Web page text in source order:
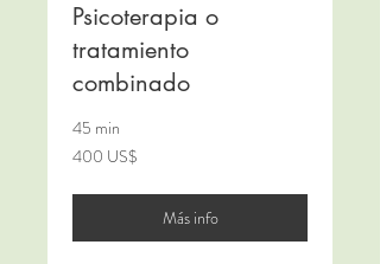
Psicoterapia o
tratamiento
combinado
45 min
400
dólares
400 US$
Más info